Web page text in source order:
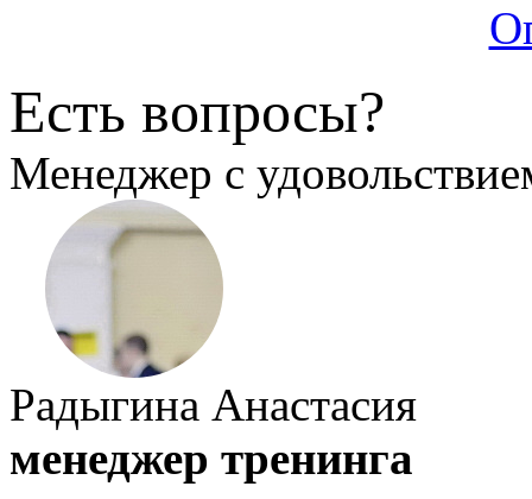
Есть вопросы?
Менеджер с
Радыгина Анастасия
менеджер тренинга